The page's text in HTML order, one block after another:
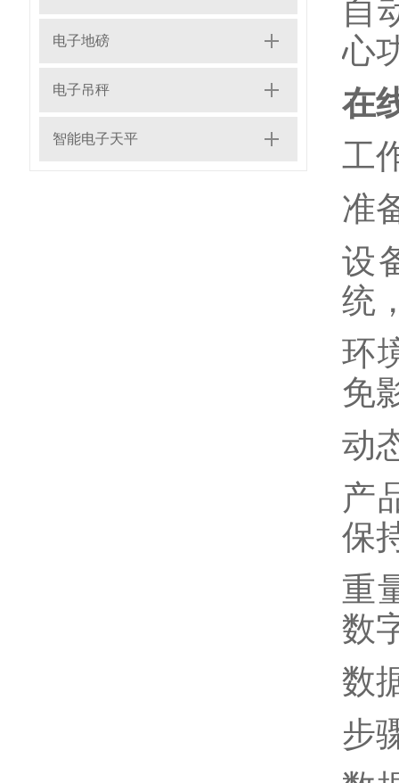
电子地磅
电子吊秤
智能电子天平
自
心
在
工
准
设
统
环
免
动
产
保
重
数
数
步